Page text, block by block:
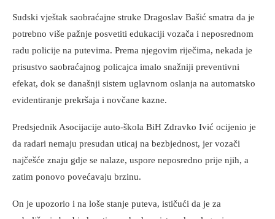
Sudski vještak saobraćajne struke Dragoslav Bašić smatra da je
potrebno više pažnje posvetiti edukaciji vozača i neposrednom
radu policije na putevima. Prema njegovim riječima, nekada je
prisustvo saobraćajnog policajca imalo snažniji preventivni
efekat, dok se današnji sistem uglavnom oslanja na automatsko
evidentiranje prekršaja i novčane kazne.
Predsjednik Asocijacije auto-škola BiH Zdravko Ivić ocijenio je
da radari nemaju presudan uticaj na bezbjednost, jer vozači
najčešće znaju gdje se nalaze, uspore neposredno prije njih, a
zatim ponovo povećavaju brzinu.
On je upozorio i na loše stanje puteva, ističući da je za